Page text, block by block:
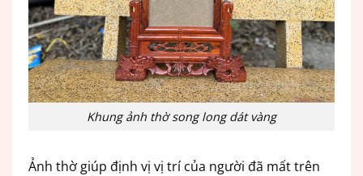
Khung ảnh thờ song long dát vàng
Ảnh thờ giúp định vị vị trí của người đã mất trên